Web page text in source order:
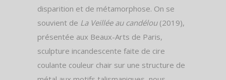
disparition et de métamorphose. On se
souvient de La Veillée au candélou(2019),
présentée aux Beaux-Arts de Paris,
sculpture incandescente faite de cire
coulante couleur chair sur une structure de